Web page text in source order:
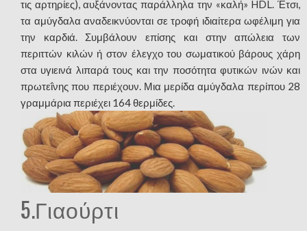
τις αρτηρίες), αυξάνοντας παράλληλα την «καλή» HDL. Έτσι,
τα αμύγδαλα αναδεικνύονται σε τροφή ιδιαίτερα ωφέλιμη για
την καρδιά. Συμβάλουν επίσης και στην απώλεια των
περιττών κιλών ή στον έλεγχο του σωματικού βάρους χάρη
στα υγιεινά λιπαρά τους και την ποσότητα φυτικών ινών και
πρωτεΐνης που περιέχουν. Μια μερίδα αμύγδαλα περίπου 28
γραμμάρια περιέχει 164 θερμίδες.
5.Γιαούρτι